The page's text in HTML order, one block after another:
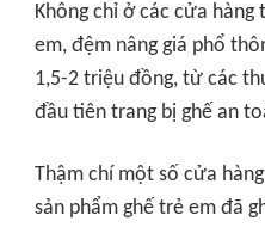
Không chỉ ở các cửa
em, đệm nâng giá phổ
1,5-2 triệu đồng, từ các
đầu tiên trang bị ghế an
Thậm chí một số cửa
sản phẩm ghế trẻ em đã